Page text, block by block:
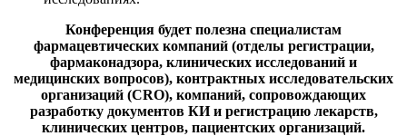
Конференция будет полезна специалистам
фармацевтических компаний (отделы регистрации,
фармаконадзора, клинических исследований и
медицинских вопросов), контрактных исследовательских
организаций (CRO), компаний, сопровождающих
разработку документов КИ и регистрацию лекарств,
клинических центров, пациентских организаций.